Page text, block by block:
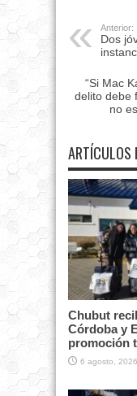
Anterior:
Dos
“Si Mac
delito debe
no
ARTÍCULOS
Chubut
Córdoba y
promoción
6 agosto, 2026